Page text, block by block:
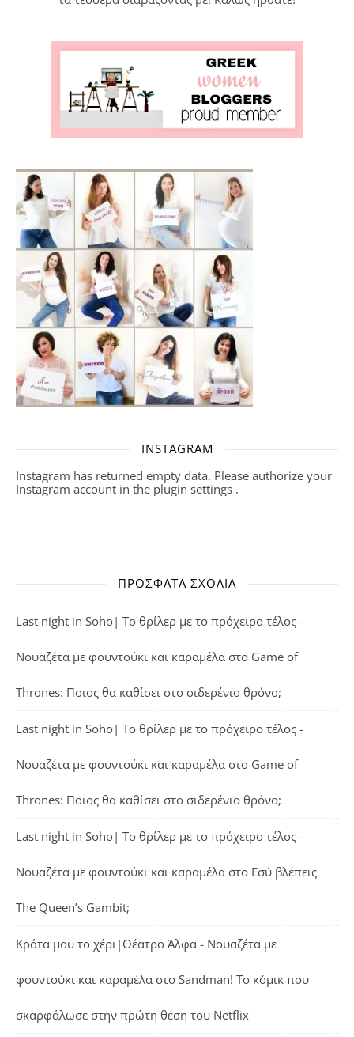
INSTAGRAM
Instagram has returned empty data. Please authorize your
Instagram account in the plugin settings .
ΠΡΌΣΦΑΤΑ ΣΧΌΛΙΑ
Last night in Soho| Το θρίλερ με το πρόχειρο τέλος -
Νουαζέτα με φουντούκι και καραμέλα στο Game of
Thrones: Ποιος θα καθίσει στο σιδερένιο θρόνο;
Last night in Soho| Το θρίλερ με το πρόχειρο τέλος -
Νουαζέτα με φουντούκι και καραμέλα στο Game of
Thrones: Ποιος θα καθίσει στο σιδερένιο θρόνο;
Last night in Soho| Το θρίλερ με το πρόχειρο τέλος -
Νουαζέτα με φουντούκι και καραμέλα στο Εσύ βλέπεις
The Queen’s Gambit;
Κράτα μου το χέρι|Θέατρο Άλφα - Νουαζέτα με
φουντούκι και καραμέλα στο Sandman! Το κόμικ που
σκαρφάλωσε στην πρώτη θέση του Netflix